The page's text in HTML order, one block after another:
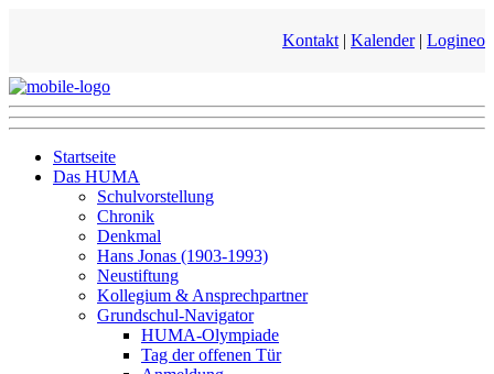
Kontakt | Kalender| Logineo
Startseite
Das HUMA
Schulvorstellung
Chronik
Denkmal
Hans Jonas (1903-1993)
Neustiftung
Kollegium & Ansprechpartner
Grundschul-Navigator
HUMA-Olympiade
Tag der offenen Tür